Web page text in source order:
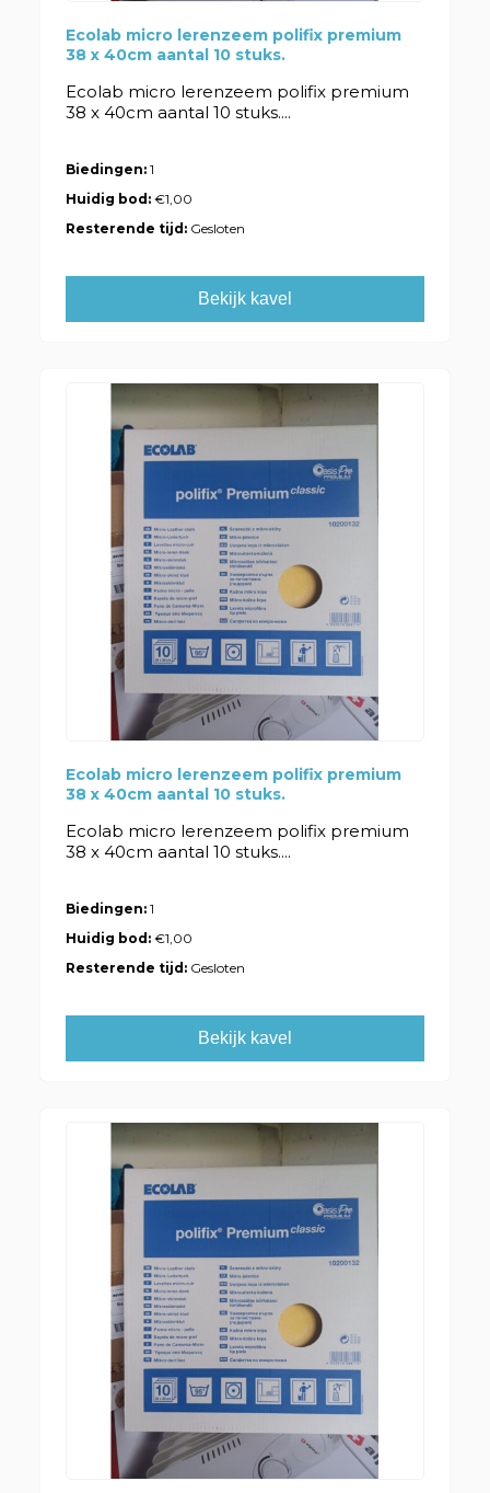
Ecolab micro lerenzeem polifix premium
38 x 40cm aantal 10 stuks.
Ecolab micro lerenzeem polifix premium
38 x 40cm aantal 10 stuks....
Biedingen: 1
Huidig bod:€1,00
Resterende tijd: Gesloten
Bekijk kavel
Ecolab micro lerenzeem polifix premium
38 x 40cm aantal 10 stuks.
Ecolab micro lerenzeem polifix premium
38 x 40cm aantal 10 stuks....
Biedingen: 1
Huidig bod:€1,00
Resterende tijd: Gesloten
Bekijk kavel